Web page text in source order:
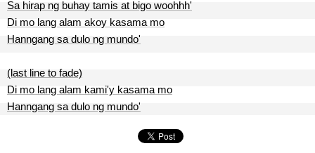
Sa hirap ng buhay tamis at bigo woohhh'
Di mo lang alam akoy kasama mo
Hanngang sa dulo ng mundo'
(last line to fade)
Di mo lang alam kami'y kasama mo
Hanngang sa dulo ng mundo'